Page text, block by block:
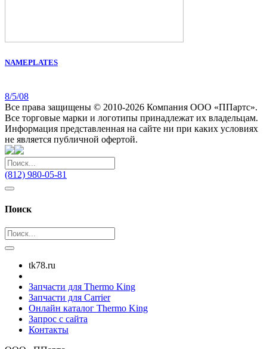
NAMEPLATES
8/5/08
Все права защищены © 2010-2026 Компания ООО «ППартс».
Все торговые марки и логотипы принадлежат их владельцам.
Информация представленная на сайте ни при каких условиях
не является публичной офертой.
(812) 980-05-81
Поиск
tk78.ru
Запчасти для Thermo King
Запчасти для Carrier
Онлайн каталог Thermo King
Запрос с сайта
Контакты